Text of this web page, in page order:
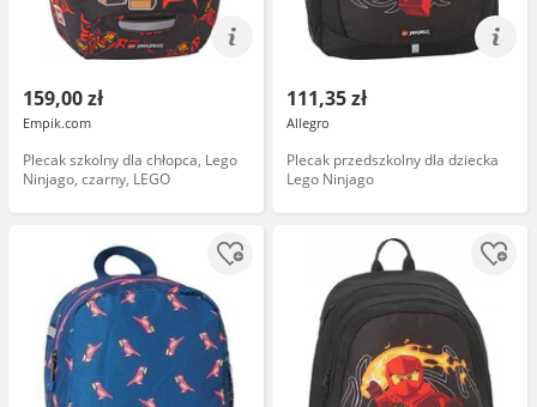
159,00 zł
Empik.com
Plecak szkolny dla chłopca, Lego
Ninjago, czarny, LEGO
111,35 zł
Allegro
Plecak przedszkolny dla dziecka
Lego Ninjago